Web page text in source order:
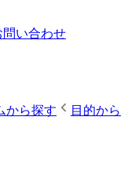
問い合わせ
から探す
目的から